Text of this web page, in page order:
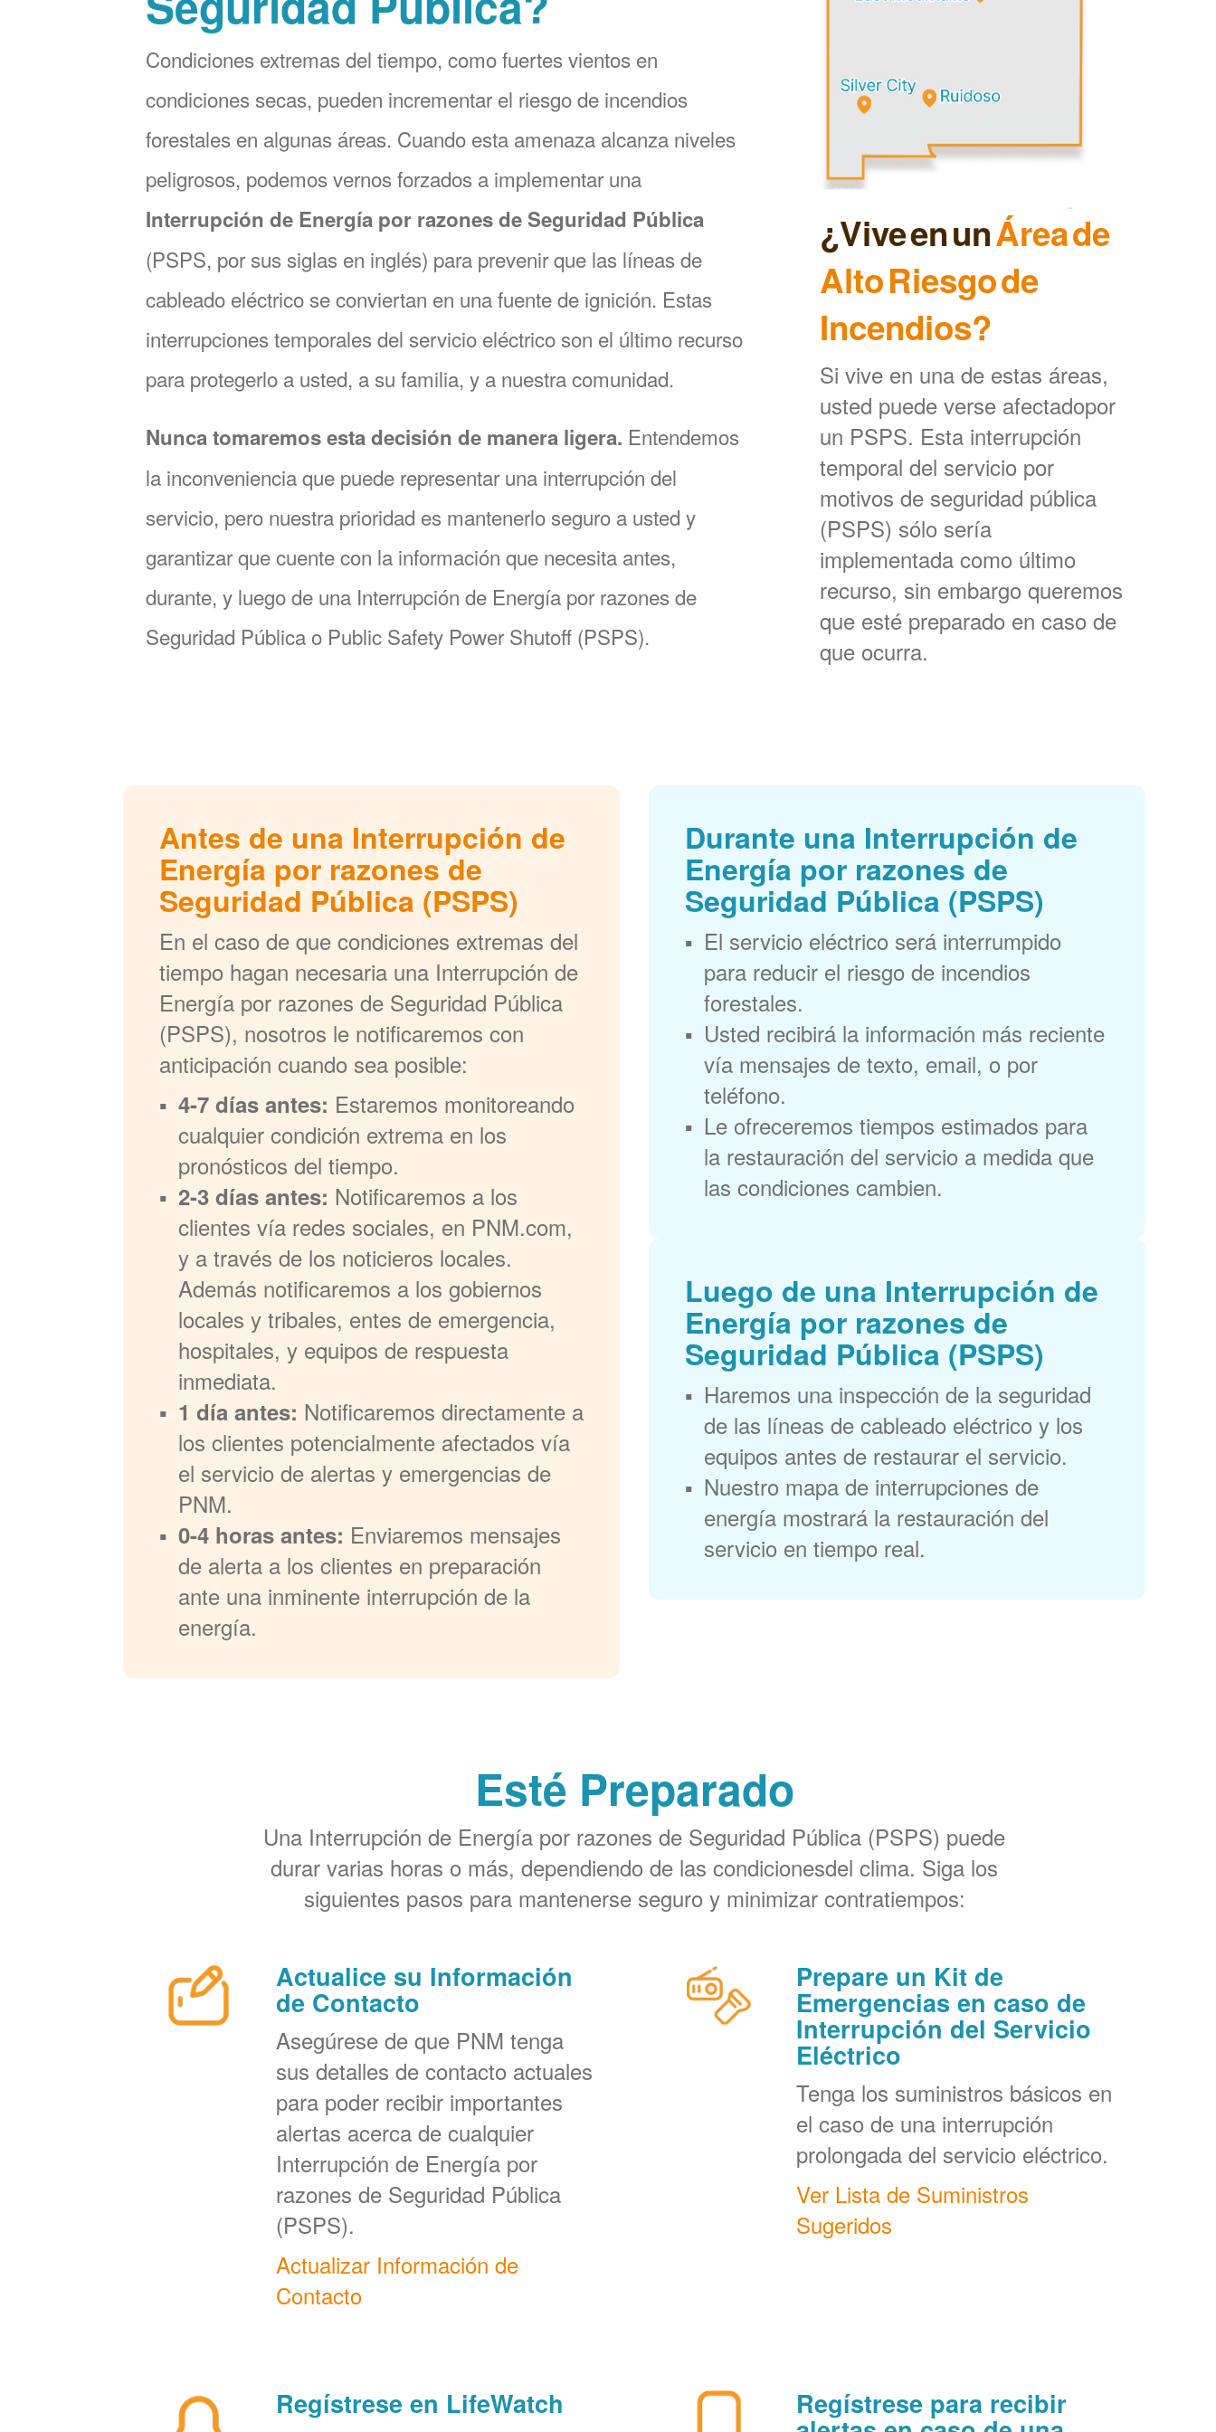
Condiciones extremas del tiempo, como fuertes vientos en
condiciones secas, pueden incrementar el riesgo de incendios
forestales en algunas áreas. Cuando esta amenaza alcanza niveles
peligrosos, podemos vernos forzados a implementar una
Interrupción de Energía por razones de Seguridad Pública
(PSPS, por sus siglas en inglés) para prevenir que las líneas de
cableado eléctrico se conviertan en una fuente de ignición. Estas
interrupciones temporales del servicio eléctrico son el último recurso
para protegerlo a usted, a su familia, y a nuestra comunidad.
Nunca tomaremos esta decisión de manera ligera. Entendemos
la inconveniencia que puede representar una interrupción del
servicio, pero nuestra prioridad es mantenerlo seguro a usted y
garantizar que cuente con la información que necesita antes,
durante, y luego de una Interrupción de Energía por razones de
Seguridad Pública o Public Safety Power Shutoff (PSPS).
¿Vive en unÁrea de
Alto Riesgo de
Incendios?
Si vive en una de estas áreas,
usted puede verse afectadopor
un PSPS. Esta interrupción
temporal del servicio por
motivos de seguridad pública
(PSPS) sólo sería
implementada como último
recurso, sin embargo queremos
que esté preparado en caso de
que ocurra.
Antes de una Interrupción de
Energía por razones de
Seguridad Pública (PSPS)
En el caso de que condiciones extremas del
tiempo hagan necesaria una Interrupción de
Energía por razones de Seguridad Pública
(PSPS), nosotros le notificaremos con
anticipación cuando sea posible:
4-7 días antes: Estaremos monitoreando
cualquier condición extrema en los
pronósticos del tiempo.
2-3 días antes: Notificaremos a los
clientes vía redes sociales, en PNM.com,
y a través de los noticieros locales.
Además notificaremos a los gobiernos
locales y tribales, entes de emergencia,
hospitales, y equipos de respuesta
inmediata.
1 día antes: Notificaremos directamente a
los clientes potencialmente afectados vía
el servicio de alertas y emergencias de
PNM.
0-4 horas antes: Enviaremos mensajes
de alerta a los clientes en preparación
ante una inminente interrupción de la
energía.
Durante una Interrupción de
Energía por razones de
Seguridad Pública (PSPS)
El servicio eléctrico será interrumpido
para reducir el riesgo de incendios
forestales.
Usted recibirá la información más reciente
vía mensajes de texto, email, o por
teléfono.
Le ofreceremos tiempos estimados para
la restauración del servicio a medida que
las condiciones cambien.
Luego de una Interrupción de
Energía por razones de
Seguridad Pública (PSPS)
Haremos una inspección de la seguridad
de las líneas de cableado eléctrico y los
equipos antes de restaurar el servicio.
Nuestro mapa de interrupciones de
energía mostrará la restauración del
servicio en tiempo real.
Esté Preparado
Una Interrupción de Energía por razones de Seguridad Pública (PSPS) puede
durar varias horas o más, dependiendo de las condicionesdel clima. Siga los
siguientes pasos para mantenerse seguro y minimizar contratiempos:
Actualice su Información
de Contacto
Asegúrese de que PNM tenga
sus detalles de contacto actuales
para poder recibir importantes
alertas acerca de cualquier
Interrupción de Energía por
razones de Seguridad Pública
(PSPS).
Actualizar Información de
Contacto
Regístrese en LifeWatch
Prepare un Kit de
Emergencias en caso de
Interrupción del Servicio
Eléctrico
Tenga los suministros básicos en
el caso de una interrupción
prolongada del servicio eléctrico.
Ver Lista de Suministros
Sugeridos
Regístrese para recibir